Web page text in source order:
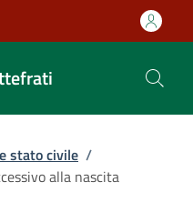
stato civile /
alla nascita